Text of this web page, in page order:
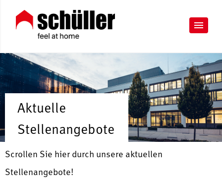
Aktuelle
Stellenangebote
Scrollen Sie hier durch unsere aktuellen
Stellenangebote!